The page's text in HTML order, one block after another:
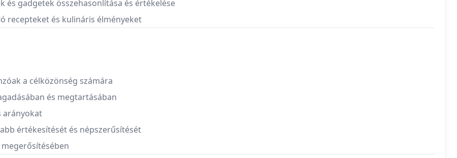
és gadgetek összehasonlítása és értékelése
recepteket és kulináris élményeket
a célközönség számára
és megtartásában
arányokat
értékesítését és népszerűsítését